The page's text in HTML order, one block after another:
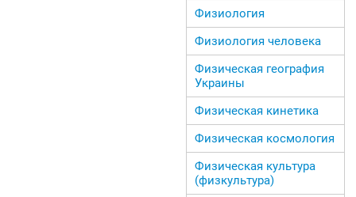
Физиология
Физиология человека
Физическая география
Украины
Физическая кинетика
Физическая космология
Физическая культура
(физкультура)